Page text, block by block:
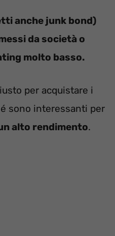
anche junk bond)
da società o
molto basso.
per acquistare i
sono interessanti per
alto rendimento.